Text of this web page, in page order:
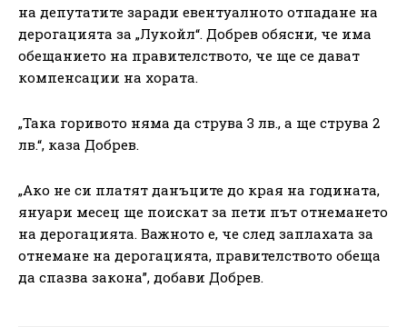
на депутатите заради евентуалното отпадане на
дерогацията за „Лукойл“. Добрев обясни, че има
обещанието на правителството, че ще се дават
компенсации на хората.
„Така горивото няма да струва 3 лв., а ще струва 2
лв.“, каза Добрев.
„Ако не си платят данъците до края на годината,
януари месец ще поискат за пети път отнемането
на дерогацията. Важното е, че след заплахата за
отнемане на дерогацията, правителството обеща
да спазва закона”, добави Добрев.